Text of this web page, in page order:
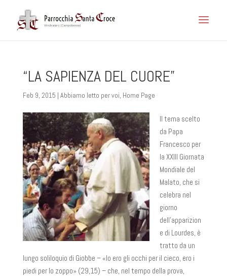
“LA SAPIENZA DEL CUORE”
Feb 9, 2015 | Abbiamo letto per voi, Home Page
Il tema scelto
da Papa
Francesco per
la XXIII Giornata
Mondiale del
Malato, che si
celebra nel
giorno
dell’apparizion
e di Lourdes, è
tratto da un
lungo soliloquio di Giobbe – «Io ero gli occhi per il cieco, ero i
piedi per lo zoppo» (29,15) – che, nel tempo della prova,